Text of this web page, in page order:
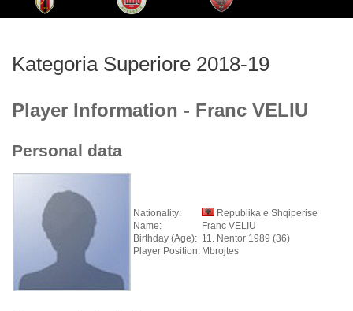
Kategoria Superiore 2018-19
Player Information - Franc VELIU
Personal data
Nationality:
Republika e Shqiperise
Name:
Franc VELIU
Birthday (Age): 11. Nentor 1989 (36)
Player Position: Mbrojtes